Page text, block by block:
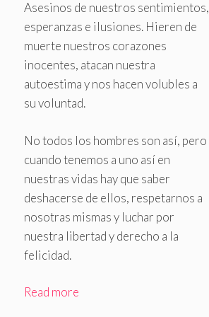
Asesinos de nuestros sentimientos,
esperanzas e ilusiones. Hieren de
muerte nuestros corazones
inocentes, atacan nuestra
autoestima y nos hacen volubles a
su voluntad.
No todos los hombres son así, pero
cuando tenemos a uno así en
nuestras vidas hay que saber
deshacerse de ellos, respetarnos a
nosotras mismas y luchar por
nuestra libertad y derecho a la
felicidad.
Read more